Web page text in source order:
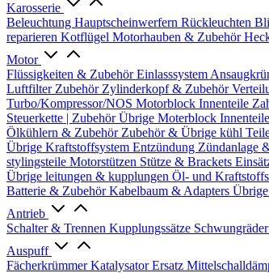
Karosserie
Beleuchtung Hauptscheinwerfern Rückleuchten
reparieren Kotflügel Motorhauben & Zubehör
Motor
Flüssigkeiten & ZubehörEinlasssystem
Luftfilter Zubehör Zylinderkopf & Zubehör
Turbo/Kompressor/NOS Motorblock Innenteile
Steuerkette | ZubehörÜbrige Moterblock Innenteile
Ölkühlern & Zubehör Zubehör & Übrige kühl
Übrige Kraftstoffsystem Entzündung Zündanlage
stylingsteile Motorstützen Stütze & Brackets
Übrige leitungen & kupplungen Öl- und
Batterie & ZubehörKabelbaum & Adapters
Antrieb
Schalter & Trennen Kupplungssätze Schwungräder
Auspuff
FächerkrümmerKatalysator Ersatz